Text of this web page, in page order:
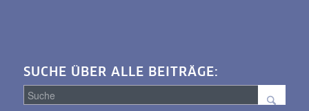
SUCHE ÜBER ALLE BEITRÄGE: